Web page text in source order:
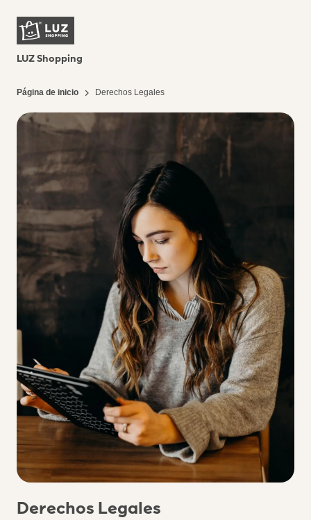
LUZ Shopping
Página de inicio Derechos Legales
Derechos Legales